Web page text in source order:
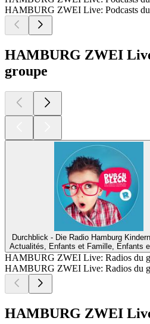
HAMBURG ZWEI Live: Podcasts
HAMBURG ZWEI
groupe
Durchblick - Die Radio Hamburg
Actualités, Enfants et Famille, Enfants
HAMBURG ZWEI Live: Radios du
HAMBURG ZWEI Live: Radios du
HAMBURG ZWEI